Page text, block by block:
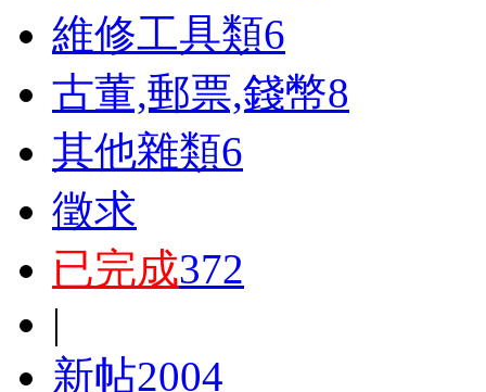
維修工具類6
古董,郵票,錢幣8
其他雜類6
徵求
已完成372
|
新帖2004